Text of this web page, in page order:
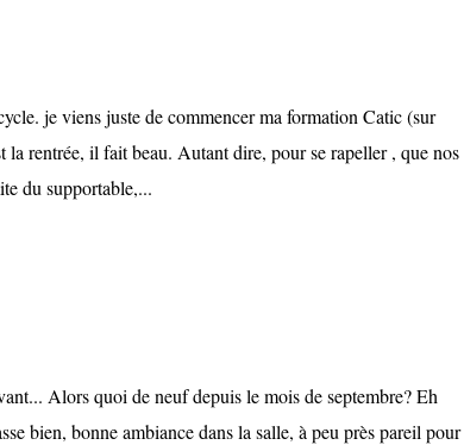
je viens juste de commencer ma formation Catic (sur
la rentrée, il fait beau. Autant dire, pour se rapeller , que nos
du supportable,...
Alors quoi de neuf depuis le mois de septembre? Eh
bien, bonne ambiance dans la salle, à peu près pareil pour